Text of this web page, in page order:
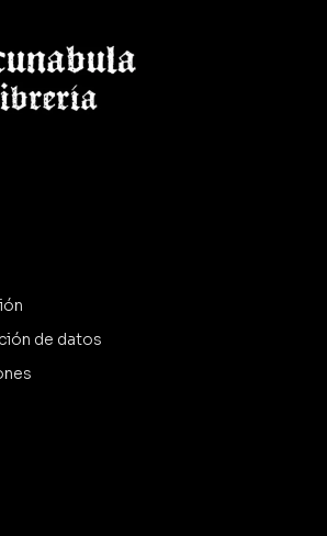
de datos